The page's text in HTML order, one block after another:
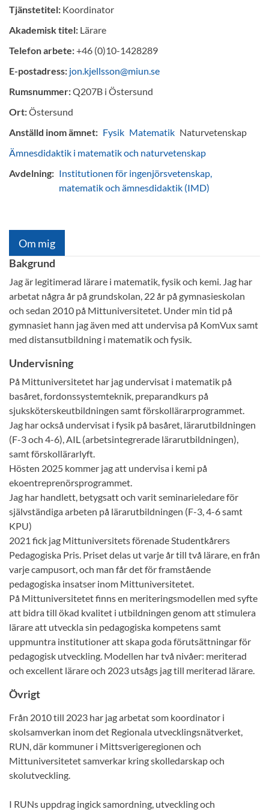
Tjänstetitel: Koordinator
Akademisk titel: Lärare
Telefon arbete:+46 (0)10-1428289
E-postadress: jon.kjellsson@miun.se
Rumsnummer:Q207B i Östersund
Ort:Östersund
Anställd inom ämnet: Fysik Matematik Naturvetenskap
Ämnesdidaktik i matematik och naturvetenskap
Avdelning: Institutionen för ingenjörsvetenskap,
matematik och ämnesdidaktik (IMD)
Om mig
Bakgrund
Jag är legitimerad lärare i matematik, fysik och kemi. Jag har
arbetat några år på grundskolan, 22 år på gymnasieskolan
och sedan 2010 på Mittuniversitetet. Under min tid på
gymnasiet hann jag även med att undervisa på KomVux samt
med distansutbildning i matematik och fysik.
Undervisning
På Mittuniversitetet har jag undervisat i matematik på
basåret, fordonssystemteknik, preparandkurs på
sjuksköterskeutbildningen samt förskollärarprogrammet.
Jag har också undervisat i fysik på basåret, lärarutbildningen
(F-3 och 4-6), AIL (arbetsintegrerade lärarutbildningen),
samt förskollärarlyft.
Hösten 2025 kommer jag att undervisa i kemi på
ekoentreprenörsprogrammet.
Jag har handlett, betygsatt och varit seminarieledare för
självständiga arbeten på lärarutbildningen (F-3, 4-6 samt
KPU)
2021 fick jag Mittuniversitets förenade Studentkårers
Pedagogiska Pris. Priset delas ut varje år till två lärare, en från
varje campusort, och man får det för framstående
pedagogiska insatser inom Mittuniversitetet.
På Mittuniversitetet finns en meriteringsmodellen med syfte
att bidra till ökad kvalitet i utbildningen genom att stimulera
lärare att utveckla sin pedagogiska kompetens samt
uppmuntra institutioner att skapa goda förutsättningar för
pedagogisk utveckling. Modellen har två nivåer: meriterad
och excellent lärare och 2023 utsågs jag till meriterad lärare.
Övrigt
Från 2010 till 2023 har jag arbetat som koordinator i
skolsamverkan inom det Regionala utvecklingsnätverket,
RUN, där kommuner i Mittsverigeregionen och
Mittuniversitetet samverkar kring skolledarskap och
skolutveckling.
I RUNs uppdrag ingick samordning, utveckling och